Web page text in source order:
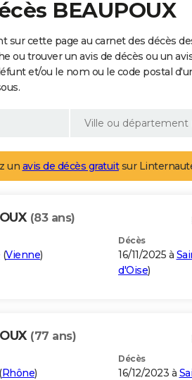
BEAUPOUX
sur cette page au carnet des décès
ou trouver un avis de décès ou un
et/ou le nom ou le code postal
un avis de décès gratuitsur
(83 ans)
(Vienne)
Décès
16/11/2025 à
d'Oise)
(77 ans)
(Rhône)
Décès
16/12/2023 à